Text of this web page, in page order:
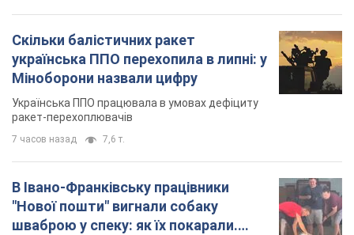
Скільки балістичних ракет
українська ППО перехопила в липні: у
Міноборони назвали цифру
Українська ППО працювала в умовах дефіциту
ракет-перехоплювачів
7 часов назад 7,6 т.
В Івано-Франківську працівники
"Нової пошти" вигнали собаку
шваброю у спеку: як їх покарали.